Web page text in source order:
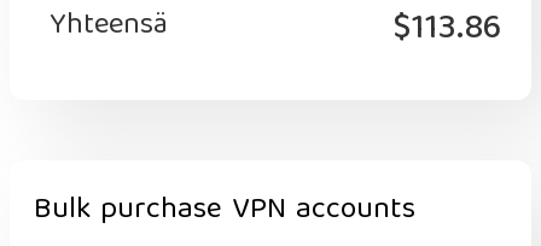
Yhteensä $113.86
Bulk purchase VPN accounts